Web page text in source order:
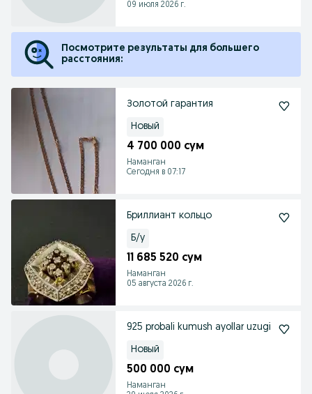
09 июля 2026 г.
Посмотрите результаты для большего
расстояния:
Золотой гарантия
Новый
4 700 000 сум
Наманган
Сегодня в 07:17
Бриллиант кольцо
Б/у
11 685 520 сум
Наманган
05 августа 2026 г.
925 probali kumush ayollar uzugi
Новый
500 000 сум
Наманган